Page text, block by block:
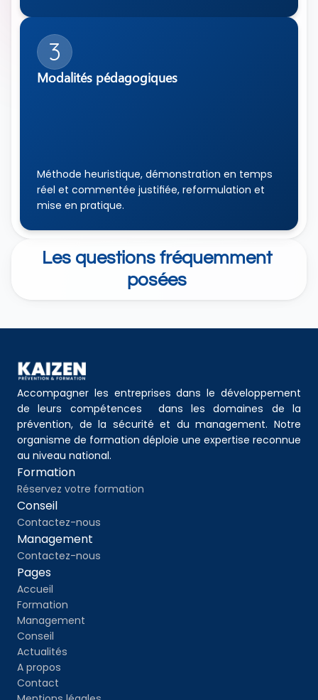
3
Modalités pédagogiques
Méthode heuristique, démonstration en temps
réel et commentée justifiée, reformulation et
mise en pratique.
Les questions fréquemment
posées
Accompagner les entreprises dans le développement
de leurs compétences  dans les domaines de la
prévention, de la sécurité et du management. Notre
organisme de formation déploie une expertise reconnue
au niveau national.
Formation
Réservez votre formation
Conseil
Contactez-nous
Management
Contactez-nous
Pages
Accueil
Formation
Management
Conseil
Actualités
A propos
Contact